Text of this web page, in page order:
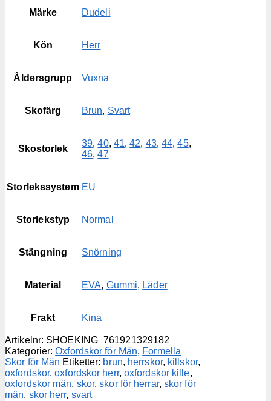
Märke Dudeli
Kön Herr
Åldersgrupp Vuxna
Skofärg Brun, Svart
Skostorlek
39,40, 41,42, 43,44,45,
46,47
Storlekssystem EU
Storlekstyp Normal
Stängning Snörning
Material EVA, Gummi, Läder
Frakt Kina
Artikelnr: SHOEKING_761921329182
Kategorier:Oxfordskor för Män, Formella
Skor för Män Etiketter: brun, herrskor, killskor,
oxfordskor,oxfordskor herr, oxfordskor kille,
oxfordskor män, skor,skor för herrar, skor för
män, skor herr, svart